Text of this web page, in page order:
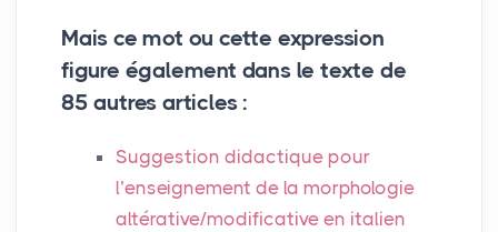
Mais ce mot ou cette expression
figure également dans le texte de
85 autres articles :
Suggestion didactique pour
l’enseignement de la morphologie
altérative/modificative en italien